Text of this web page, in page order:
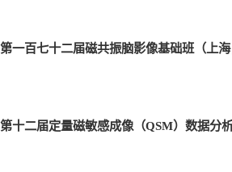
第一百七十二届磁共振脑影像基础班（上海
第十二届定量磁敏感成像（QSM）数据分